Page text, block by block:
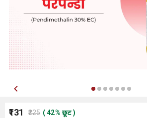
₹131 ₹225 (42% छूट)